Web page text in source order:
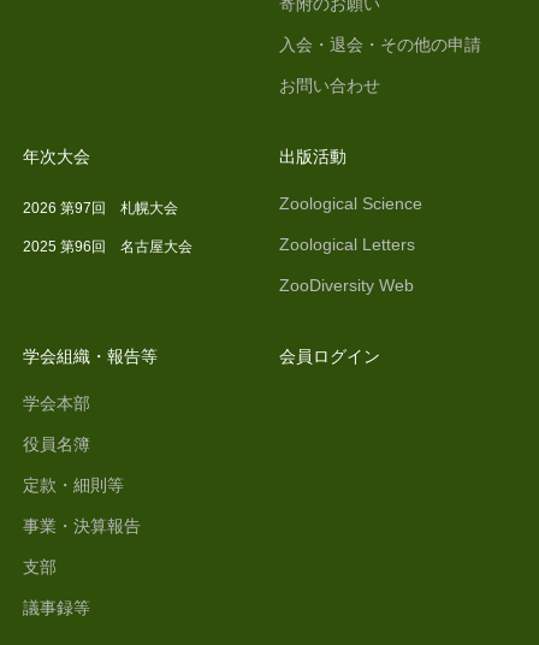
入会・退会・その他の申請
お問い合わせ
年次大会
2026 第97回 札幌大会
2025 第96回 名古屋大会
出版活動
Zoological Science
Zoological Letters
ZooDiversity Web
学会組織・報告等
学会本部
役員名簿
定款・細則等
事業・決算報告
支部
議事録等
会員ログイン